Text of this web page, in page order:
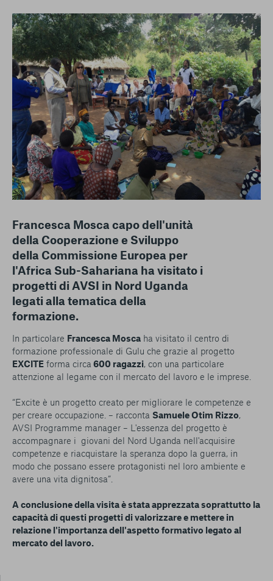
condizionare l’esperienza sulla Piattaforma e il suo
funzionamento. Premendo “Conferma le mie scelte”, la
selezione relativa ai cookie effettuata verrà salvata. Se non è
stata selezionata alcuna opzione, premere questo pulsante
equivarrà a rifiutare tutti i cookie. Per ulteriori informazioni, è
possibile consultare la nostraUlteriori informazioni
Cookie strettamente necessari
Cookie di analisi
Cookies di marketing
Francesca Mosca capo dell'unità
della Cooperazione e Sviluppo
della Commissione Europea per
l'Africa Sub-Sahariana ha visitato i
progetti di AVSI in Nord Uganda
legati alla tematica della
formazione.
In particolare Francesca Mosca ha visitato il centro di
formazione professionale di Gulu che grazie al progetto
EXCITE forma circa 600 ragazzi, con una particolare
attenzione al legame con il mercato del lavoro e le imprese.
“Excite è un progetto creato per migliorare le competenze e
per creare occupazione. – racconta Samuele Otim Rizzo,
AVSI Programme manager – L'essenza del progetto è
accompagnare i giovani del Nord Uganda nell'acquisire
competenze e riacquistare la speranza dopo la guerra, in
modo che possano essere protagonisti nel loro ambiente e
avere una vita dignitosa”.
A conclusione della visita è stata apprezzata soprattutto la
capacità di questi progetti di valorizzare e mettere in
relazione l'importanza dell'aspetto formativo legato al
mercato del lavoro.